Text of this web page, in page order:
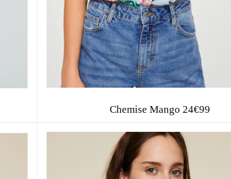
Chemise Mango 24€99
MODE, BEAUTÉ, DÉCO,
directement dans votre boite aux